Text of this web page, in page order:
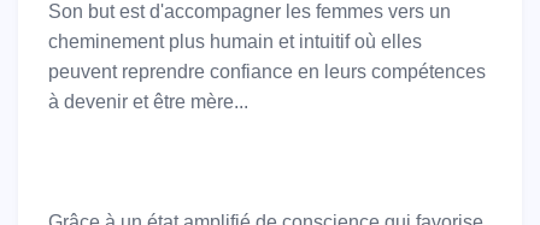
Son but est d'accompagner les femmes vers un
cheminement plus humain et intuitif où elles
peuvent reprendre confiance en leurs compétences
à devenir et être mère...